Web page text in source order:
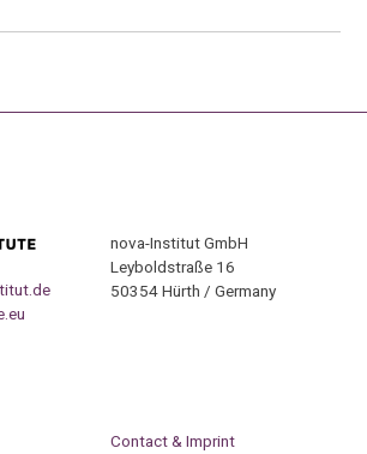
nova-Institut GmbH
Leyboldstraße 16
50354 Hürth / Germany
Contact & Imprint